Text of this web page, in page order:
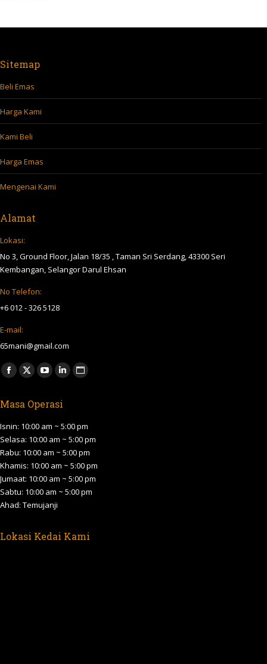
Sitemap
Beli Emas
Harga Kami
Kami Beli
Harga Emas
Mengenai Kami
Alamat
Lokasi:
No 3, Ground Floor, Jalan 18/35 , Taman Sri Serdang, 43300 Seri
Kembangan, Selangor Darul Ehsan
No Telefon:
+6 012 - 326 5128
E-mail:
65mani@gmail.com
Find us on:
Facebook
opens
in
new
window
X
opens
in
new
window
YouTube
opens
in
new
window
Linkedin
opens
in
new
window
Website
in
new
window
Masa Operasi
Isnin: 10:00 am ~ 5:00 pm
Selasa: 10:00 am ~ 5:00 pm
Rabu: 10:00 am ~ 5:00 pm
Khamis: 10:00 am ~ 5:00 pm
Jumaat: 10:00 am ~ 5:00 pm
Sabtu: 10:00 am ~ 5:00 pm
Ahad: Temujanji
Lokasi Kedai Kami